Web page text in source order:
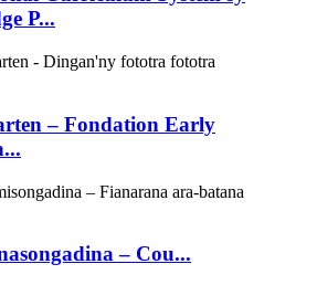
P...
– Fondation Early
– Cou...